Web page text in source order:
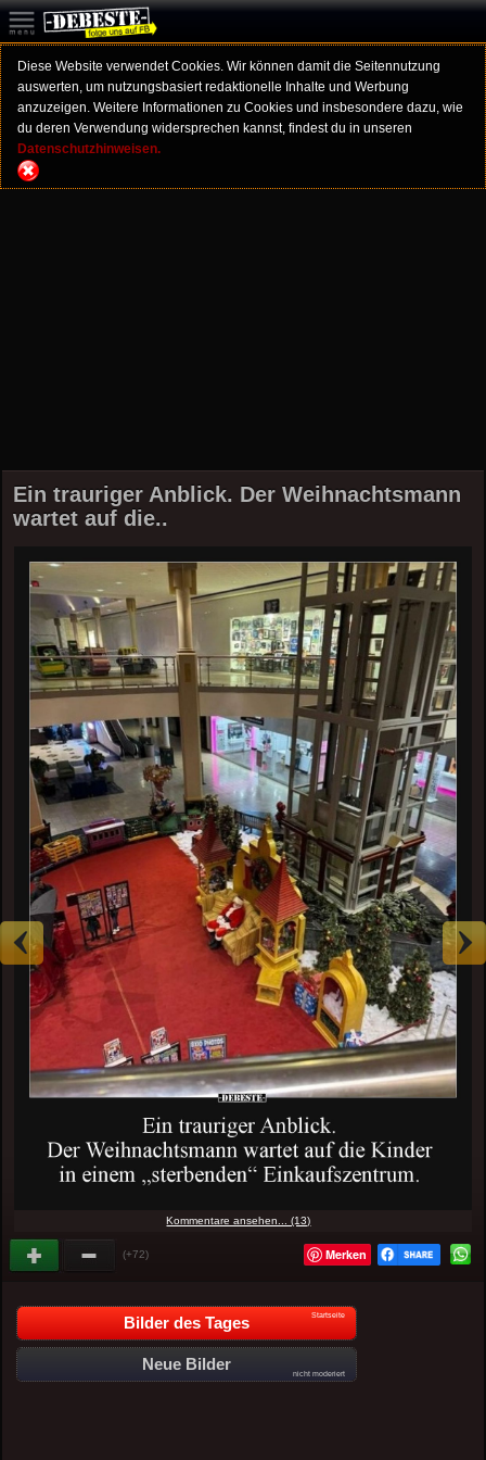
Diese Website verwendet Cookies. Wir können damit die Seitennutzung
auswerten, um nutzungsbasiert redaktionelle Inhalte und Werbung
anzuzeigen. Weitere Informationen zu Cookies und insbesondere dazu, wie
du deren Verwendung widersprechen kannst, findest du in unseren
Datenschutzhinweisen.
Ein trauriger Anblick. Der Weihnachtsmann
wartet auf die..
Kommentare ansehen... (13)
(+72) Merken
Bilder des Tages Startseite
Neue Bilder
nicht moderiert